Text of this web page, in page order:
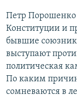
Петр Порошенко
Конституции и
бывшие
выступают
политическая
По каким
сомневаются в